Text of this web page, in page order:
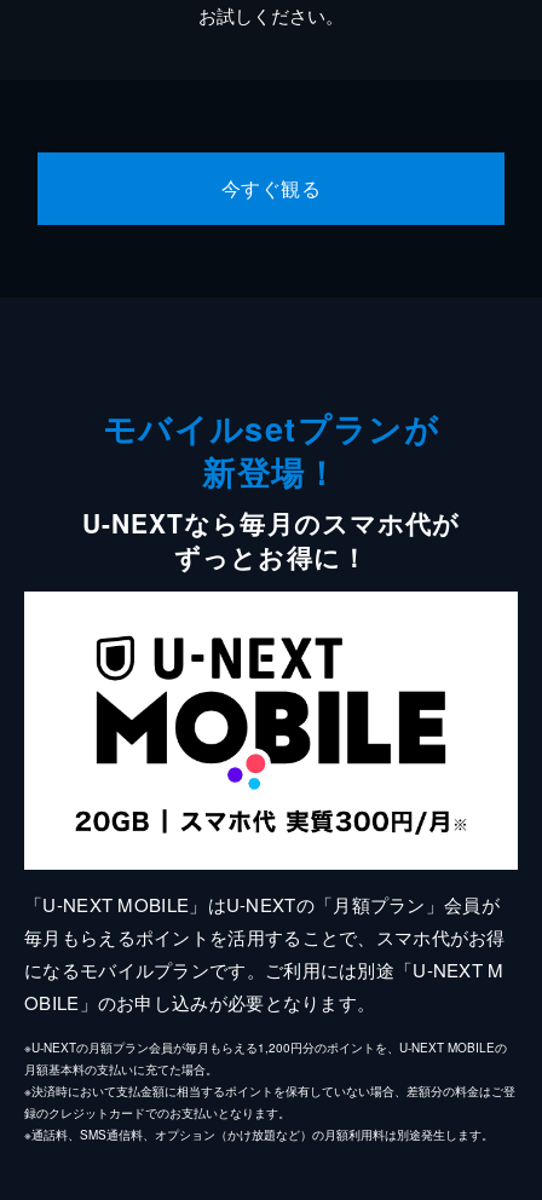
お試しください。
今すぐ観る
モバイルsetプランが
新登場！
U-NEXTなら毎月のスマホ代が
ずっとお得に！
「U-NEXT MOBILE」はU-NEXTの「月額プラン」会員が
毎月もらえるポイントを活用することで、スマホ代がお得
になるモバイルプランです。ご利用には別途「U-NEXT M
OBILE」のお申し込みが必要となります。
※U-NEXTの月額プラン会員が毎月もらえる1,200円分のポイントを、U-NEXT MOBILEの
月額基本料の支払いに充てた場合。
※決済時において支払金額に相当するポイントを保有していない場合、差額分の料金はご登
録のクレジットカードでのお支払いとなります。
※通話料、SMS通信料、オプション（かけ放題など）の月額利用料は別途発生します。